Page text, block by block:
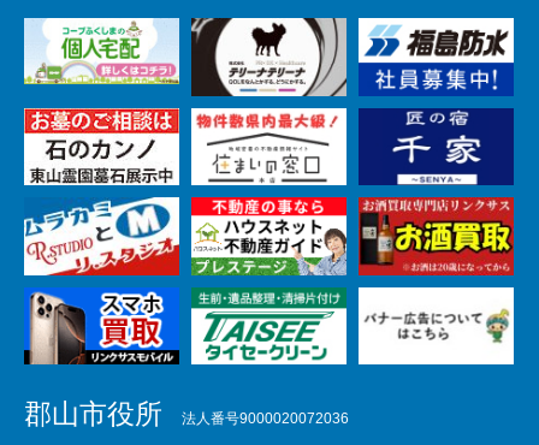
郡山市役所 法人番号9000020072036